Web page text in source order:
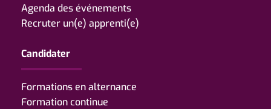
Agenda des événements
Recruter un(e) apprenti(e)
Candidater
Formations en alternance
Formation continue